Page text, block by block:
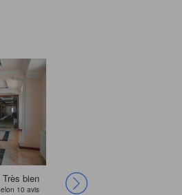
Très bien
10 avis
Zafar Plaza Hotel